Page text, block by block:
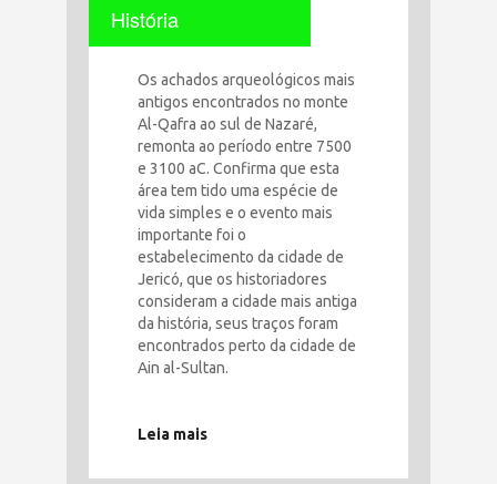
História
Os achados arqueológicos mais
antigos encontrados no monte
Al-Qafra ao sul de Nazaré,
remonta ao período entre 7500
e 3100 aC. Confirma que esta
área tem tido uma espécie de
vida simples e o evento mais
importante foi o
estabelecimento da cidade de
Jericó, que os historiadores
consideram a cidade mais antiga
da história, seus traços foram
encontrados perto da cidade de
Ain al-Sultan.
Leia mais